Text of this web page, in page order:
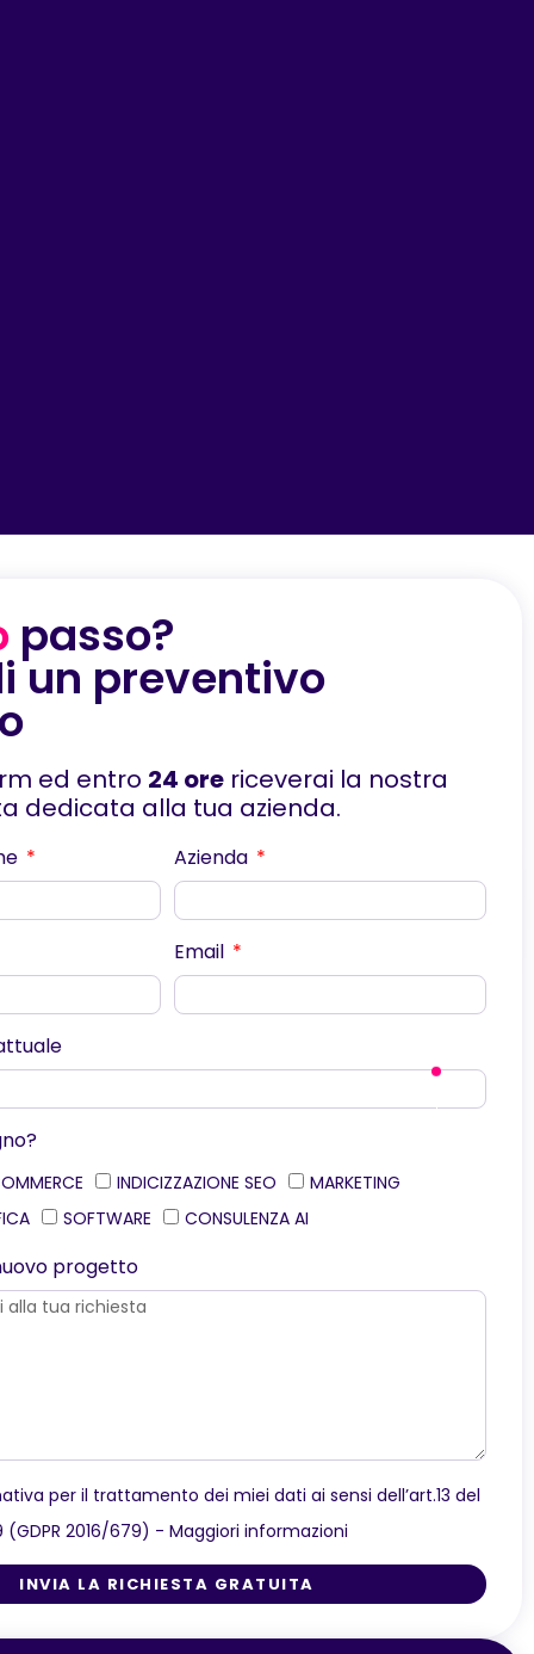
passo?
un preventivo
ed entro 24 orericeverai la nostra
dedicata alla tua azienda.
Azienda
Email
INDICIZZAZIONE SEO
MARKETING
SOFTWARE CONSULENZA AI
progetto
per il trattamento dei miei dati ai sensi dell’art.13 del
(GDPR 2016/679) - Maggiori informazioni
INVIA LA RICHIESTA GRATUITA